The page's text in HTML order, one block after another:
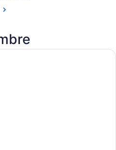
Une chambre d’hôtel moderne